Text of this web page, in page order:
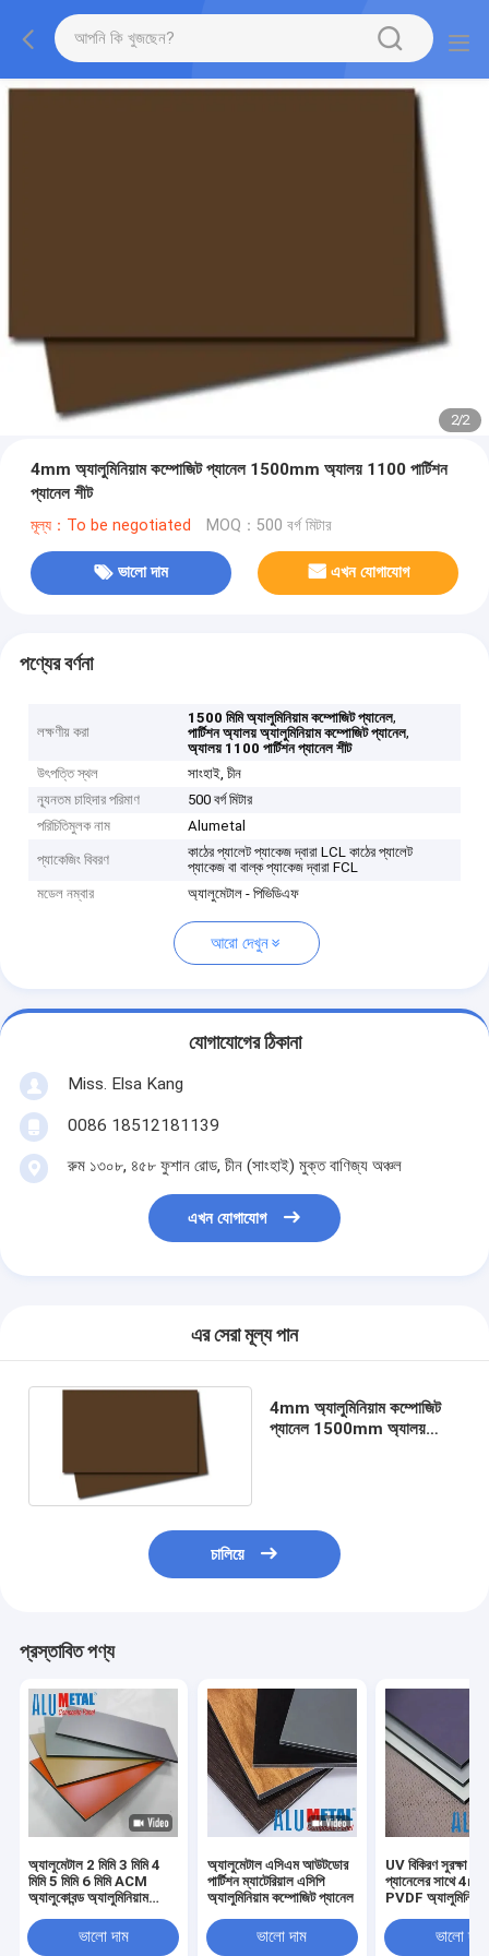
2/2
4mm অ্যালুমিনিয়াম কম্পোজিট প্যানেল 1500mm অ্যালয় 1100 পার্টিশন
প্যানেল শীট
মূল্য：To be negotiated MOQ：500 বর্গ মিটার
ভালো দাম এখন যোগাযোগ
পণ্যের বর্ণনা
লক্ষণীয় করা
1500 মিমি অ্যালুমিনিয়াম কম্পোজিট প্যানেল,
পার্টিশন অ্যালয় অ্যালুমিনিয়াম কম্পোজিট প্যানেল,
অ্যালয় 1100 পার্টিশন প্যানেল শীট
উৎপত্তি স্থল
সাংহাই, চীন
ন্যূনতম চাহিদার পরিমাণ
500 বর্গ মিটার
পরিচিতিমুলক নাম
Alumetal
প্যাকেজিং বিবরণ
কাঠের প্যালেট প্যাকেজ দ্বারা LCL কাঠের প্যালেট
প্যাকেজ বা বাল্ক প্যাকেজ দ্বারা FCL
মডেল নম্বার
অ্যালুমেটাল - পিভিডিএফ
আরো দেখুন
যোগাযোগের ঠিকানা
Miss. Elsa Kang
0086 18512181139
রুম ১৩০৮, ৪৫৮ ফুশান রোড, চীন (সাংহাই) মুক্ত বাণিজ্য অঞ্চল
এখন যোগাযোগ
এর সেরা মূল্য পান
4mm অ্যালুমিনিয়াম কম্পোজিট
প্যানেল 1500mm অ্যালয়
চালিয়ে
প্রস্তাবিত পণ্য
অ্যালুমেটাল 2 মিমি 3 মিমি 4
মিমি 5 মিমি 6 মিমি ACM
অ্যালুকোবন্ড অ্যালুমিনিয়াম
প্যানেলের জন্য যৌগিক প্যানেল
ভালো দাম
অ্যালুমেটাল এসিএম আউটডোর
পার্টিশন ম্যাটেরিয়াল এসিপি
অ্যালুমিনিয়াম কম্পোজিট প্যানেল
ভালো দাম
UV বিকিরণ সুরক্ষা
প্যানেলের সাথে
PVDF অ্যালুমিনিয়াম
ভালো দাম